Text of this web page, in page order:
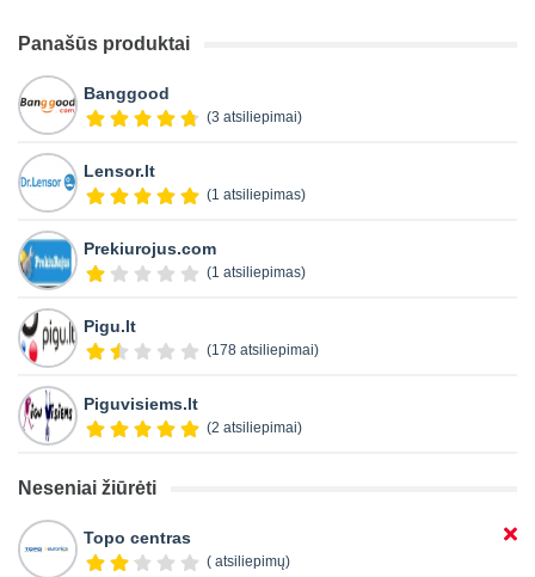
Panašūs produktai
Banggood
(3 atsiliepimai)
Lensor.lt
(1 atsiliepimas)
Prekiurojus.com
(1 atsiliepimas)
Pigu.lt
(178 atsiliepimai)
Piguvisiems.lt
(2 atsiliepimai)
Neseniai žiūrėti
Topo centras
( atsiliepimų)